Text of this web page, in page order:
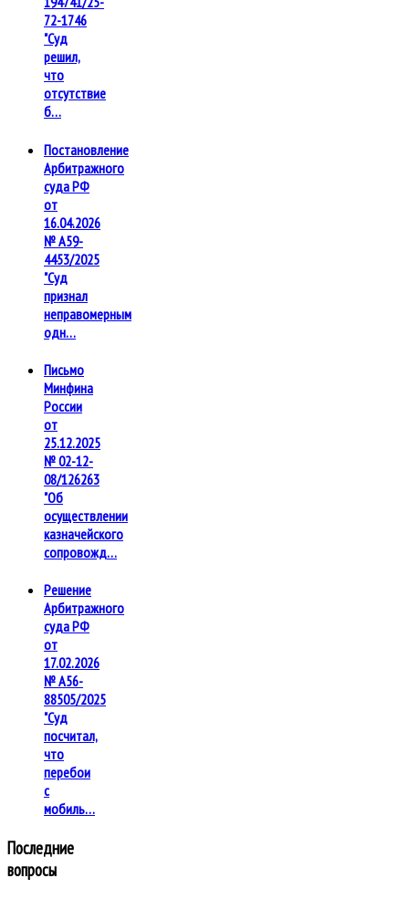
72-1746
"Суд
решил,
что
отсутствие
б…
Постановление
Арбитражного
суда РФ
от
16.04.2026
№ А59-
4453/2025
"Суд
признал
неправомерным
одн…
Письмо
Минфина
России
от
25.12.2025
№ 02-12-
08/126263
"Об
осуществлении
казначейского
сопровожд…
Решение
Арбитражного
суда РФ
от
17.02.2026
№ А56-
88505/2025
"Суд
посчитал,
что
перебои
с
мобиль…
Последние
вопросы